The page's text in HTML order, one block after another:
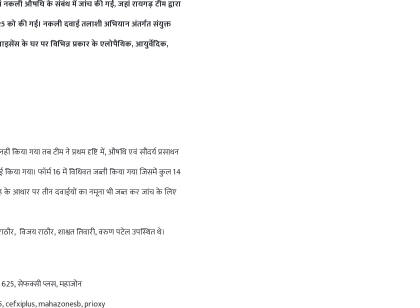
औषधि के संबंध में जांच की गई, जहां रायगढ़ टीम द्वारा
की गई। नकली दवाई तलाशी अभियान अंतर्गत संयुक्त
के घर पर विभिन्न प्रकार के एलोपैथिक, आयुर्वेदिक,
किया गया तब टीम ने प्रथम दृष्टि में, औषधि एवं सौंदर्य प्रसाधन
किया गया। फॉर्म 16 में विधिवत जब्ती किया गया जिसमें कुल 14
आधार पर तीन दवाईयों का नमूना भी जब्त कर जांच के लिए
विजय राठौर, शाश्वत तिवारी, वरुण पटेल उपस्थित थे।
625, सेफक्सी प्लस, महाजोन
cefxiplus, mahazonesb, prioxy